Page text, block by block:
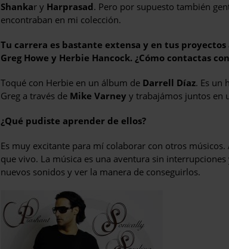
Shankar y Harprasad. Pero por supuesto también
encontraban en mi colección.
Tu carrera es bastante extensa y en tus
Greg Howe y Herbie Hancock. ¿Cómo contactas
Toqué con Herbie en un álbum de Darrell Díaz. Es un
Greg a través de Mike Varney y trabajámos juntos en
¿Qué pudiste aprender de ellos?
Es muy excitante para mí colaborar con otros
que vivo. La música es una aventura sin
nuevos sonidos y ver la manera de conseguirlos.